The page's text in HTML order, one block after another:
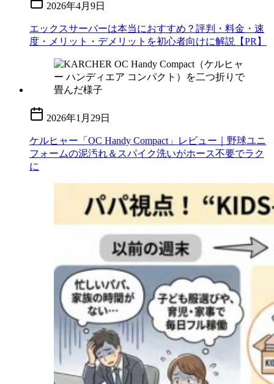
2026年4月9日
エックスサーバーは本当におすすめ？評判・料金・速
度・メリット・デメリットを初心者向けに解説【PR】
2026年1月29日
ケルヒャー「OC Handy Compact」レビュー｜野球ユニ
フォームの泥汚れ＆スパイク洗いがホース不要でラク
に